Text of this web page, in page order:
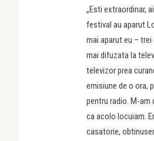
„Esti extraordinar,
festival au aparut
mai aparut eu –
mai difuzata la
televizor prea
emisiune de o ora,
pentru radio. M-am
ca acolo locuiam.
casatorie,